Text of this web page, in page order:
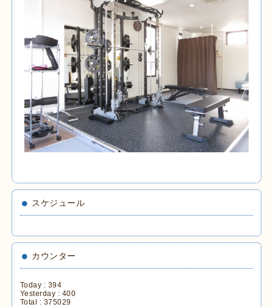
スケジュール
カウンター
Today : 394
Yesterday : 400
Total : 375029